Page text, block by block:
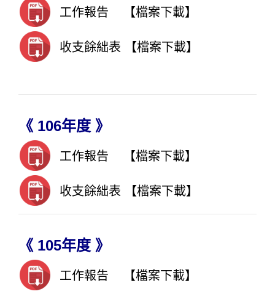
工作報告 【檔案下載】
收支餘絀表 【檔案下載】
《 106年度 》
工作報告 【檔案下載】
收支餘絀表 【檔案下載】
《 105年度 》
工作報告 【檔案下載】